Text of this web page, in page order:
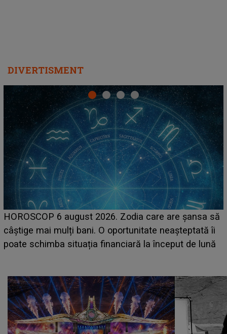
DIVERTISMENT
LINE-UP UNTOLD ONE, prima zi. Cine sunt artiștii
care deschid festivalul și de la ce ore au loc cele mai
așteptate concerte pe scena principală?